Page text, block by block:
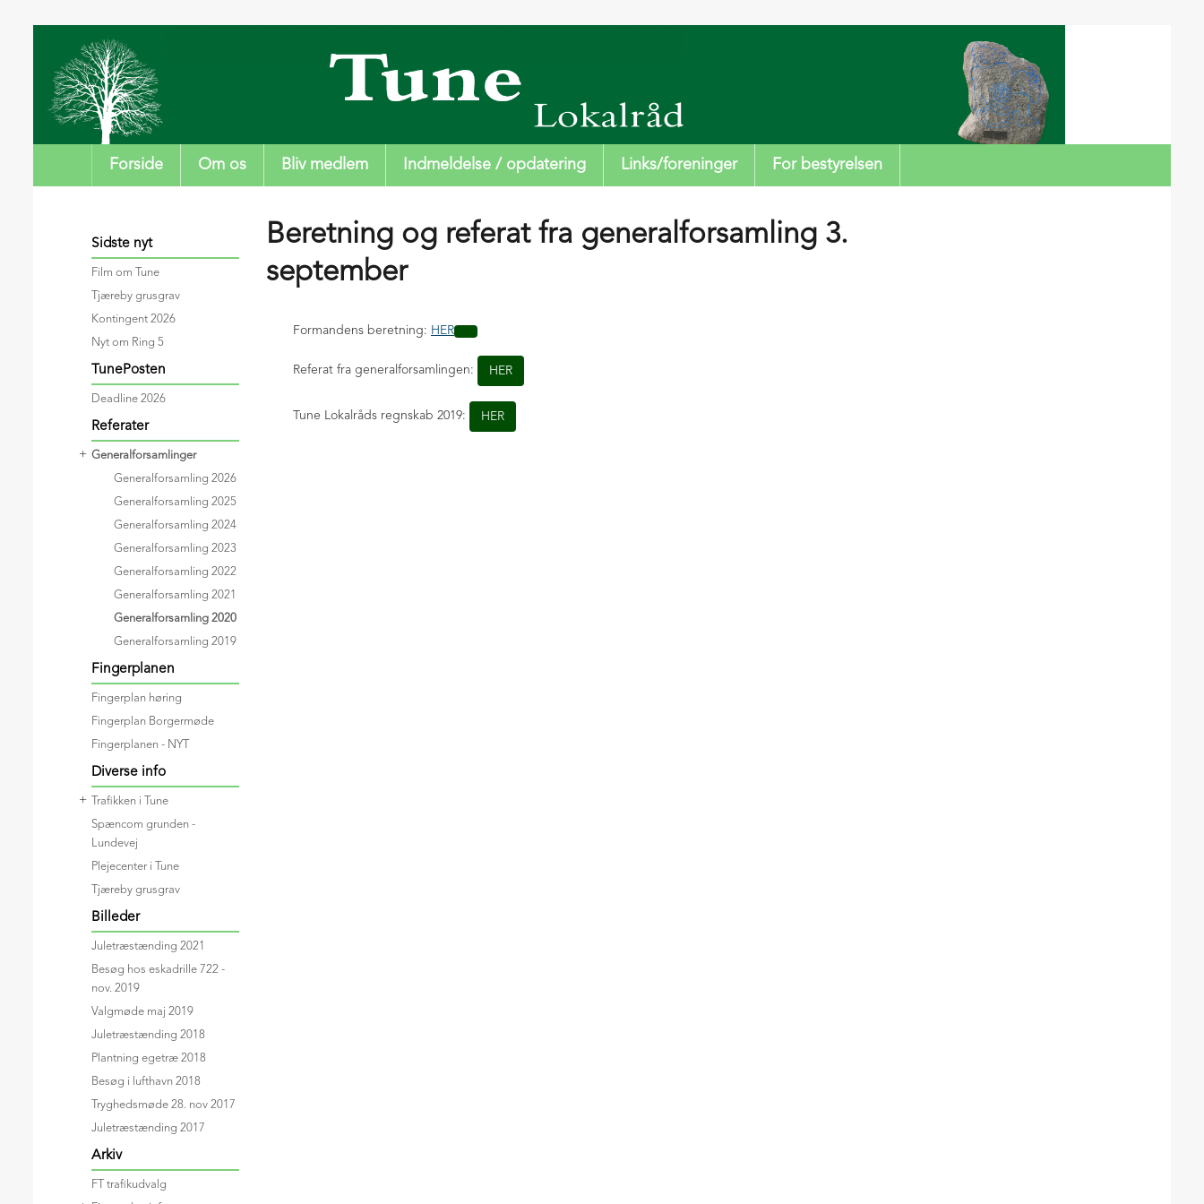
Forside Om os Bliv medlem Indmeldelse / opdatering Links/foreninger For bestyrelsen
Sidste nyt
Film om Tune
Tjæreby grusgrav
Kontingent 2026
Nyt om Ring 5
TunePosten
Deadline 2026
Referater
Generalforsamlinger
+
Generalforsamling 2026
Generalforsamling 2025
Generalforsamling 2024
Generalforsamling 2023
Generalforsamling 2022
Generalforsamling 2021
Generalforsamling 2020
Generalforsamling 2019
Fingerplanen
Fingerplan høring
Fingerplan Borgermøde
Fingerplanen - NYT
Diverse info
Trafikken i Tune
+
Spæncom grunden -
Lundevej
Plejecenter i Tune
Tjæreby grusgrav
Billeder
Juletræstænding 2021
Besøg hos eskadrille 722 -
nov. 2019
Valgmøde maj 2019
Juletræstænding 2018
Plantning egetræ 2018
Besøg i lufthavn 2018
Tryghedsmøde 28. nov 2017
Juletræstænding 2017
Arkiv
FT trafikudvalg
Beretning og referat fra generalforsamling 3.
september
Formandens beretning: HER
Referat fra generalforsamlingen: HER
Tune Lokalråds regnskab 2019: HER